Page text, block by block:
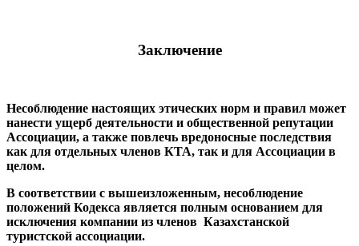
Заключение
Несоблюдение настоящих этических норм и правил может
нанести ущерб деятельности и общественной репутации
Ассоциации, а также повлечь вредоносные последствия
как для отдельных членов КТА, так и для Ассоциации в
целом.
В соответствии с вышеизложенным, несоблюдение
положений Кодекса является полным основанием для
исключения компании из членов Казахстанской
туристской ассоциации.